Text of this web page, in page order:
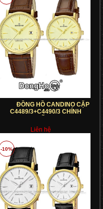
ĐỒNG HỒ CANDINO CẶP
C4489/3+C4490/3 CHÍNH
Liên hệ
-10%